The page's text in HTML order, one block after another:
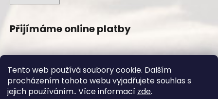
Tento web používá soubory cookie. Dalším
procházením tohoto webu vyjadřujete souhlas s
jejich používáním.. Více informací zde.
Přijímáme online platby
Vytvořil Shoptet